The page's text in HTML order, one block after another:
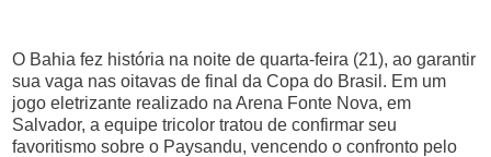
O Bahia fez história na noite de quarta-feira (21), ao garantir
sua vaga nas oitavas de final da Copa do Brasil. Em um
jogo eletrizante realizado na Arena Fonte Nova, em
Salvador, a equipe tricolor tratou de confirmar seu
favoritismo sobre o Paysandu, vencendo o confronto pelo